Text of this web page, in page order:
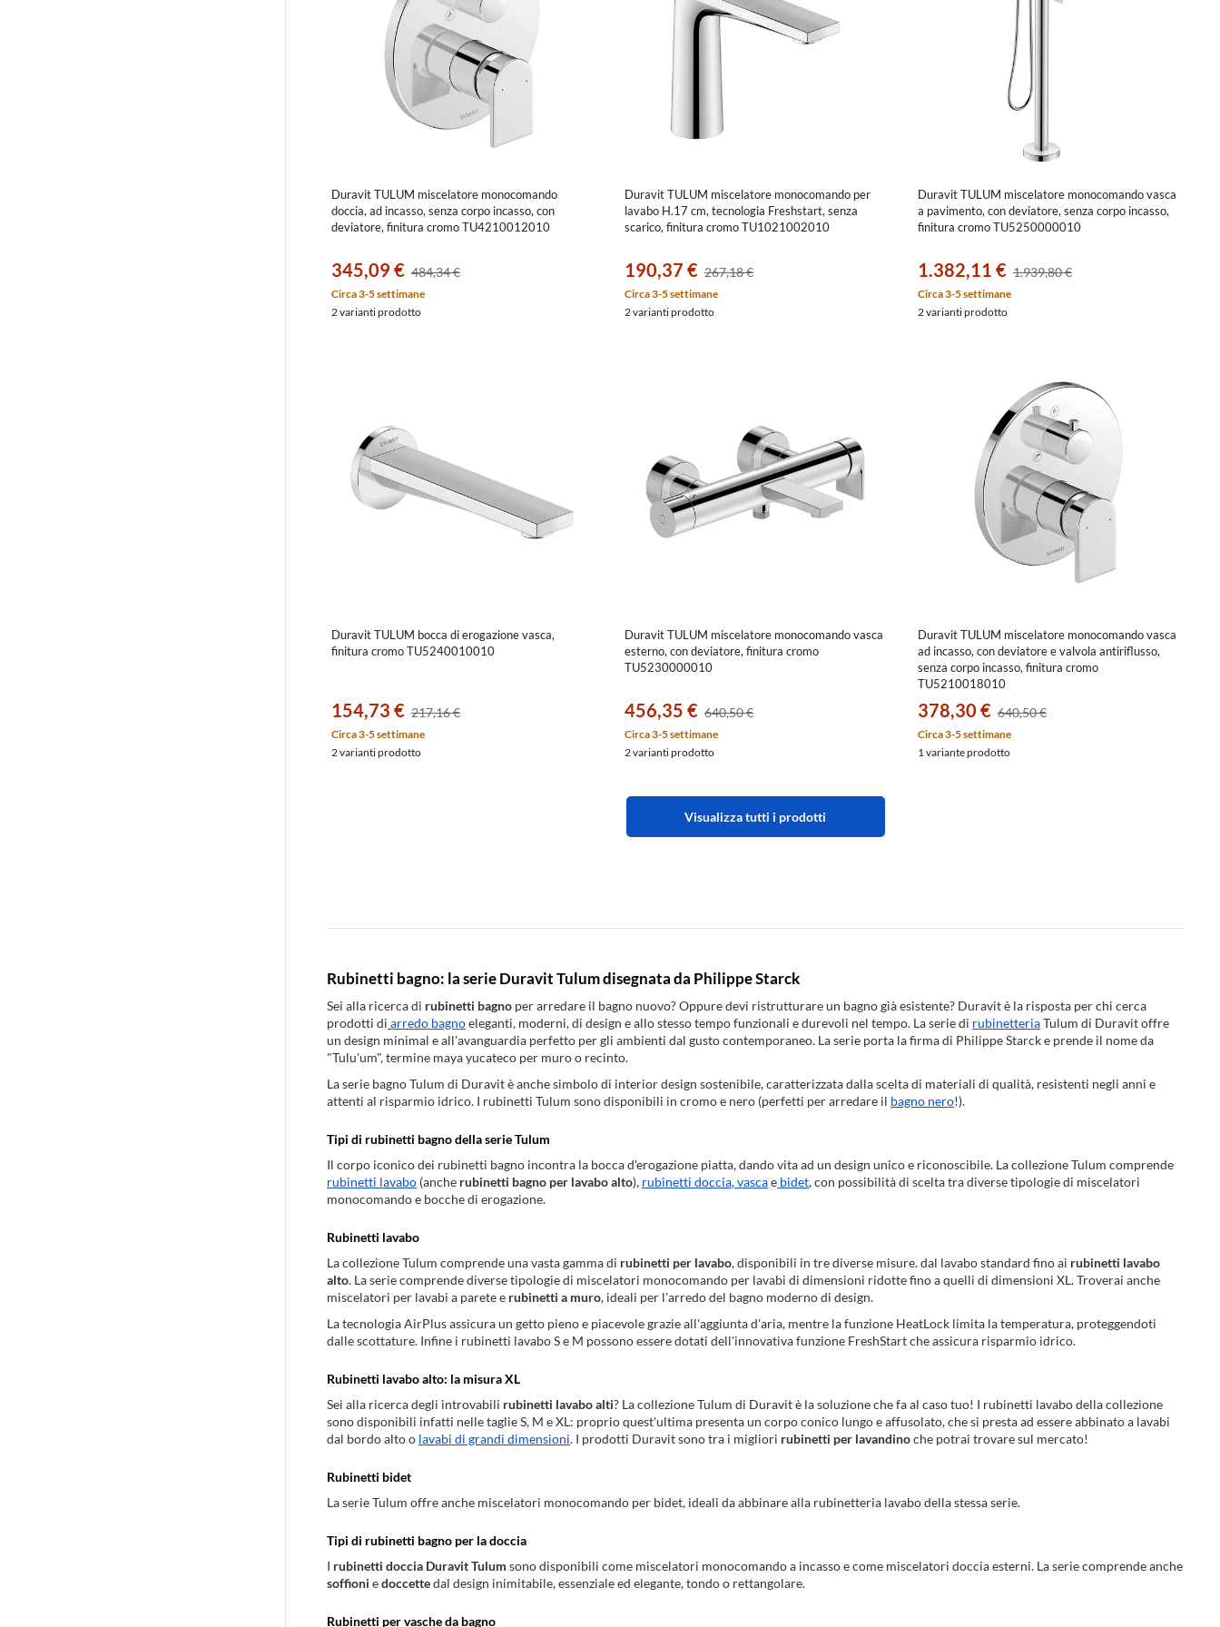
Duravit TULUM miscelatore monocomando
doccia, ad incasso, senza corpo incasso, con
deviatore, finitura cromo TU4210012010
345,09 € 484,34 €
Circa 3-5 settimane
2 varianti prodotto
Duravit TULUM miscelatore monocomando per
lavabo H.17 cm, tecnologia Freshstart, senza
scarico, finitura cromo TU1021002010
190,37 € 267,18 €
Circa 3-5 settimane
2 varianti prodotto
Duravit TULUM miscelatore monocomando vasca
a pavimento, con deviatore, senza corpo incasso,
finitura cromo TU5250000010
1.382,11 € 1.939,80 €
Circa 3-5 settimane
2 varianti prodotto
Duravit TULUM bocca di erogazione vasca,
finitura cromo TU5240010010
154,73 € 217,16 €
Circa 3-5 settimane
2 varianti prodotto
Duravit TULUM miscelatore monocomando vasca
esterno, con deviatore, finitura cromo
TU5230000010
456,35 € 640,50 €
Circa 3-5 settimane
2 varianti prodotto
Duravit TULUM miscelatore monocomando vasca
ad incasso, con deviatore e valvola antiriflusso,
senza corpo incasso, finitura cromo
TU5210018010
378,30 € 640,50 €
Circa 3-5 settimane
1 variante prodotto
Visualizza tutti i prodotti
Rubinetti bagno: la serie Duravit Tulum disegnata da Philippe Starck
Sei alla ricerca di rubinetti bagno per arredare il bagno nuovo? Oppure devi ristrutturare un bagno già esistente? Duravit è la risposta per chi cerca
prodotti di arredo bagnoeleganti, moderni, di design e allo stesso tempo funzionali e durevoli nel tempo. La serie di rubinetteriaTulum di Duravit offre
un design minimal e all'avanguardia perfetto per gli ambienti dal gusto contemporaneo. La serie porta la firma di Philippe Starck e prende il nome da
"Tulu'um", termine maya yucateco per muro o recinto.
La serie bagno Tulum di Duravit è anche simbolo di interior design sostenibile, caratterizzata dalla scelta di materiali di qualità, resistenti negli anni e
attenti al risparmio idrico. I rubinetti Tulum sono disponibili in cromo e nero (perfetti per arredare il bagno nero!).
Tipi di rubinetti bagno della serie Tulum
Il corpo iconico dei rubinetti bagno incontra la bocca d'erogazione piatta, dando vita ad un design unico e riconoscibile. La collezione Tulum comprende
rubinetti lavabo (anche rubinetti bagno per lavabo alto), rubinetti doccia,vascae bidet, con possibilità di scelta tra diverse tipologie di miscelatori
monocomando e bocche di erogazione.
Rubinetti lavabo
La collezione Tulum comprende una vasta gamma di rubinetti per lavabo, disponibili in tre diverse misure. dal lavabo standard fino ai rubinetti lavabo
alto. La serie comprende diverse tipologie di miscelatori monocomando per lavabi di dimensioni ridotte fino a quelli di dimensioni XL. Troverai anche
miscelatori per lavabi a parete e rubinetti a muro, ideali per l'arredo del bagno moderno di design.
La tecnologia AirPlus assicura un getto pieno e piacevole grazie all'aggiunta d'aria, mentre la funzione HeatLock limita la temperatura, proteggendoti
dalle scottature. Infine i rubinetti lavabo S e M possono essere dotati dell'innovativa funzione FreshStart che assicura risparmio idrico.
Rubinetti lavabo alto: la misura XL
Sei alla ricerca degli introvabili rubinetti lavabo alti? La collezione Tulum di Duravit è la soluzione che fa al caso tuo! I rubinetti lavabo della collezione
sono disponibili infatti nelle taglie S, M e XL: proprio quest'ultima presenta un corpo conico lungo e affusolato, che si presta ad essere abbinato a lavabi
dal bordo alto o lavabi di grandi dimensioni. I prodotti Duravit sono tra i migliori rubinetti per lavandinoche potrai trovare sul mercato!
Rubinetti bidet
La serie Tulum offre anche miscelatori monocomando per bidet, ideali da abbinare alla rubinetteria lavabo della stessa serie.
Tipi di rubinetti bagno per la doccia
I rubinetti doccia Duravit Tulum sono disponibili come miscelatori monocomando a incasso e come miscelatori doccia esterni. La serie comprende anche
soffioni edoccettedal design inimitabile, essenziale ed elegante, tondo o rettangolare.
Rubinetti per vasche da bagno